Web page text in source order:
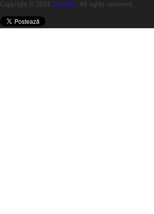
Copyright © 2014 Bindiribli. All rights reserved.